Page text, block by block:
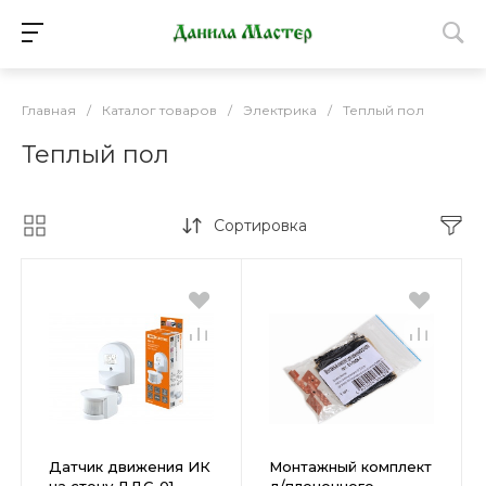
Главная / Каталог товаров / Электрика / Теплый пол
Теплый пол
Сортировка
Датчик движения ИК
Монтажный комплект